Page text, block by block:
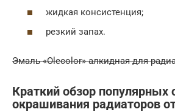
жидкая консистенция;
резкий запах.
Эмаль «Olecolor» алкидная для
Краткий обзор популярных
окрашивания радиаторов